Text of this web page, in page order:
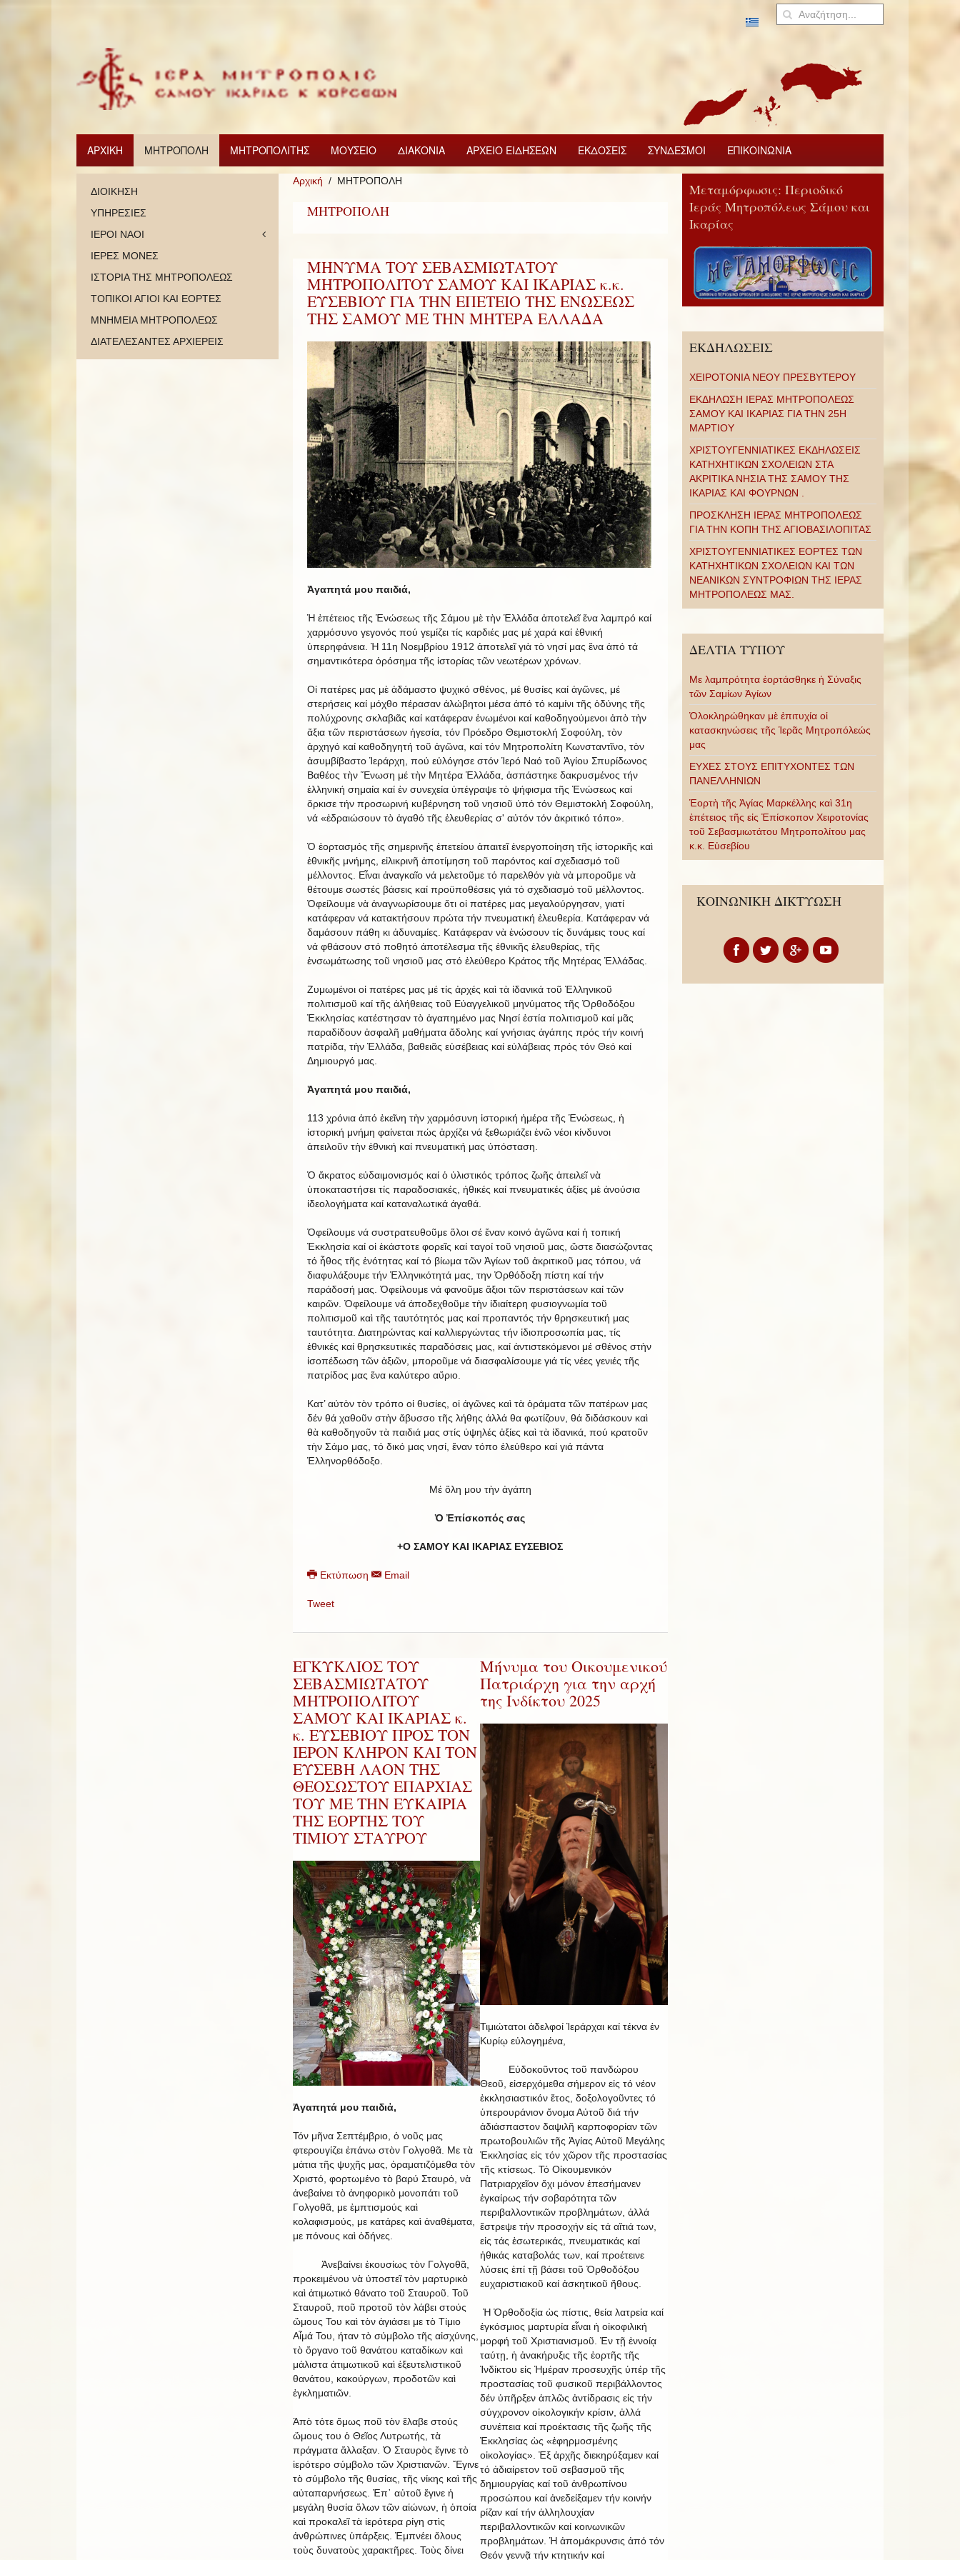
ΑΡΧΙΚΗ ΜΗΤΡΟΠΟΛΗ ΜΗΤΡΟΠΟΛΙΤΗΣ ΜΟΥΣΕΙΟ ΔΙΑΚΟΝΙΑ ΑΡΧΕΙΟ ΕΙΔΗΣΕΩΝ ΕΚΔΟΣΕΙΣ ΣΥΝΔΕΣΜΟΙ ΕΠΙΚΟΙΝΩΝΙΑ
Αρχική ΜΗΤΡΟΠΟΛΗ
ΜΗΤΡΟΠΟΛΗ
ΜΗΝΥΜΑ ΤΟΥ ΣΕΒΑΣΜΙΩΤΑΤΟΥ
ΜΗΤΡΟΠΟΛΙΤΟΥ ΣΑΜΟΥ ΚΑΙ ΙΚΑΡΙΑΣ κ.κ.
ΕΥΣΕΒΙΟΥ ΓΙΑ ΤΗΝ ΕΠΕΤΕΙΟ ΤΗΣ ΕΝΩΣΕΩΣ
ΤΗΣ ΣΑΜΟΥ ΜΕ ΤΗΝ ΜΗΤΕΡΑ ΕΛΛΑΔΑ
Ἀγαπητά μου παιδιά,
Ἡ ἐπέτειος τῆς Ἑνώσεως τῆς Σάμου μὲ τὴν Ἑλλάδα ἀποτελεῖ ἕνα λαμπρό καί
χαρμόσυνο γεγονός πού γεμίζει τίς καρδιές μας μέ χαρά καί ἐθνική
ὑπερηφάνεια. Ἡ 11η Νοεμβρίου 1912 ἀποτελεῖ γιὰ τὸ νησί μας ἕνα ἀπό τά
σημαντικότερα ὁρόσημα τῆς ἱστορίας τῶν νεωτέρων χρόνων.
Οἱ πατέρες μας μὲ ἀδάμαστο ψυχικό σθένος, μέ θυσίες καί ἀγῶνες, μέ
στερήσεις καί μόχθο πέρασαν ἀλώβητοι μέσα ἀπό τό καμίνι τῆς ὀδύνης τῆς
πολύχρονης σκλαβιᾶς καί κατάφεραν ἑνωμένοι καί καθοδηγούμενοι ἀπὸ τὴν
ἄξια τῶν περιστάσεων ἡγεσία, τόν Πρόεδρο Θεμιστοκλή Σοφούλη, τὸν
ἀρχηγό καί καθοδηγητή τοῦ ἀγῶνα, καί τόν Μητροπολίτη Κωνσταντῖνο, τὸν
ἀσυμβίβαστο Ἱεράρχη, πού εὐλόγησε στόν Ἱερό Ναό τοῦ Ἁγίου Σπυρίδωνος
Βαθέος τὴν Ἕνωση μέ τὴν Μητέρα Ἑλλάδα, ἀσπάστηκε δακρυσμένος τήν
ἑλληνική σημαία καί ἐν συνεχεία ὑπέγραψε τὸ ψήφισμα τῆς Ἑνώσεως καί
ὅρκισε τήν προσωρινή κυβέρνηση τοῦ νησιοῦ ὑπό τόν Θεμιστοκλή Σοφούλη,
νά «ἐδραιώσουν τὸ ἀγαθό τῆς ἐλευθερίας σ' αὐτόν τόν ἀκριτικό τόπο».
Ὁ ἑορτασμός τῆς σημερινῆς ἐπετείου ἀπαιτεῖ ἐνεργοποίηση τῆς ἱστορικῆς καὶ
ἐθνικῆς μνήμης, εἰλικρινῆ ἀποτίμηση τοῦ παρόντος καί σχεδιασμό τοῦ
μέλλοντος. Εἶναι ἀναγκαῖο νά μελετοῦμε τό παρελθόν γιὰ νὰ μποροῦμε νὰ
θέτουμε σωστές βάσεις καί προϋποθέσεις γιά τό σχεδιασμό τοῦ μέλλοντος.
Ὀφείλουμε νὰ ἀναγνωρίσουμε ὅτι οἱ πατέρες μας μεγαλούργησαν, γιατί
κατάφεραν νά κατακτήσουν πρώτα τήν πνευματική ἐλευθερία. Κατάφεραν νά
δαμάσουν πάθη κι ἀδυναμίες. Κατάφεραν νὰ ἑνώσουν τίς δυνάμεις τους καί
νά φθάσουν στό ποθητό ἀποτέλεσμα τῆς ἐθνικῆς ἐλευθερίας, τῆς
ἐνσωμάτωσης τοῦ νησιοῦ μας στό ἐλεύθερο Κράτος τῆς Μητέρας Ἑλλάδας.
Ζυμωμένοι οἱ πατέρες μας μέ τίς ἀρχές καὶ τὰ ἰδανικά τοῦ Ἑλληνικοῦ
πολιτισμοῦ καί τῆς ἀλήθειας τοῦ Εὐαγγελικοῦ μηνύματος τῆς Ὀρθοδόξου
Ἐκκλησίας κατέστησαν τὸ ἀγαπημένο μας Νησί ἑστία πολιτισμοῦ καί μᾶς
παραδίδουν ἀσφαλῆ μαθήματα ἄδολης καί γνήσιας ἀγάπης πρός τήν κοινή
πατρίδα, τὴν Ἑλλάδα, βαθειᾶς εὐσέβειας καί εὐλάβειας πρός τόν Θεό καί
Δημιουργό μας.
Ἀγαπητά μου παιδιά,
113 χρόνια ἀπό ἐκεῖνη τὴν χαρμόσυνη ἱστορική ἡμέρα τῆς Ἑνώσεως, ἡ
ἱστορική μνήμη φαίνεται πώς ἀρχίζει νά ξεθωριάζει ἐνῶ νέοι κίνδυνοι
ἀπειλοῦν τὴν ἐθνική καί πνευματική μας ὑπόσταση.
Ὁ ἄκρατος εὐδαιμονισμός καί ὁ ὑλιστικός τρόπος ζωῆς ἀπειλεῖ νὰ
ὑποκαταστήσει τίς παραδοσιακές, ἠθικές καί πνευματικές ἀξίες μὲ ἀνούσια
ἰδεολογήματα καί καταναλωτικά ἀγαθά.
Ὀφείλουμε νά συστρατευθοῦμε ὅλοι σέ ἕναν κοινό ἀγῶνα καί ἡ τοπική
Ἐκκλησία καί οἱ ἑκάστοτε φορεῖς καί ταγοί τοῦ νησιοῦ μας, ὥστε διασώζοντας
τό ἦθος τῆς ἑνότητας καί τό βίωμα τῶν Ἁγίων τοῦ ἀκριτικοῦ μας τόπου, νά
διαφυλάξουμε τήν Ἑλληνικότητά μας, την Ὀρθόδοξη πίστη καί τήν
παράδοσή μας. Ὀφείλουμε νά φανοῦμε ἄξιοι τῶν περιστάσεων καί τῶν
καιρῶν. Ὀφείλουμε νά ἀποδεχθοῦμε τὴν ἰδιαίτερη φυσιογνωμία τοῦ
πολιτισμοῦ καὶ τῆς ταυτότητός μας καί προπαντός τήν θρησκευτική μας
ταυτότητα. Διατηρώντας καί καλλιεργώντας τήν ἰδιοπροσωπία μας, τίς
ἐθνικές καί θρησκευτικές παραδόσεις μας, καί ἀντιστεκόμενοι μέ σθένος στὴν
ἰσοπέδωση τῶν ἀξιῶν, μποροῦμε νά διασφαλίσουμε γιά τίς νέες γενιές τῆς
πατρίδος μας ἕνα καλύτερο αὔριο.
Κατ’ αὐτὸν τὸν τρόπο οἱ θυσίες, οἱ ἀγῶνες καὶ τὰ ὁράματα τῶν πατέρων μας
δέν θά χαθοῦν στὴν ἄβυσσο τῆς λήθης ἀλλά θα φωτίζουν, θά διδάσκουν καὶ
θὰ καθοδηγοῦν τὰ παιδιά μας στίς ὑψηλές ἀξίες καὶ τὰ ἰδανικά, πού κρατοῦν
τὴν Σάμο μας, τό δικό μας νησί, ἕναν τόπο ἐλεύθερο καί γιά πάντα
Ἑλληνορθόδοξο.
Μέ ὅλη μου τὴν ἀγάπη
Ὁ Ἐπίσκοπός σας
+Ο ΣΑΜΟΥ ΚΑΙ ΙΚΑΡΙΑΣ ΕΥΣΕΒΙΟΣ
Εκτύπωση Email
Tweet
ΕΓΚΥΚΛΙΟΣ ΤΟΥ
ΣΕΒΑΣΜΙΩΤΑΤΟΥ
ΜΗΤΡΟΠΟΛΙΤΟΥ
ΣΑΜΟΥ ΚΑΙ ΙΚΑΡΙΑΣ κ.
κ. ΕΥΣΕΒΙΟΥ ΠΡΟΣ ΤΟΝ
ΙΕΡΟΝ ΚΛΗΡΟΝ ΚΑΙ ΤΟΝ
ΕΥΣΕΒΗ ΛΑΟΝ ΤΗΣ
ΘΕΟΣΩΣΤΟΥ ΕΠΑΡΧΙΑΣ
ΤΟΥ ΜΕ ΤΗΝ ΕΥΚΑΙΡΙΑ
ΤΗΣ ΕΟΡΤΗΣ ΤΟΥ
ΤΙΜΙΟΥ ΣΤΑΥΡΟΥ
Ἀγαπητά μου παιδιἀ,
Τόν μῆνα Σεπτέμβριο, ὁ νοῦς μας
φτερουγίζει ἐπάνω στὸν Γολγοθᾶ. Με τὰ
μάτια τῆς ψυχῆς μας, ὁραματιζόμεθα τὸν
Χριστό, φορτωμένο τὸ βαρύ Σταυρό, νὰ
ἀνεβαίνει τὸ ἀνηφορικὸ μονοπάτι τοῦ
Γολγοθᾶ, με ἐμπτισμούς καὶ
κολαφισμούς, με κατάρες καὶ ἀναθέματα,
με πόνους καὶ ὀδήνες.
Ἀνεβαίνει ἐκουσίως τὸν Γολγοθᾶ,
προκειμένου νὰ ὑποστεῖ τὸν μαρτυρικὸ
καὶ ἀτιμωτικό θάνατο τοῦ Σταυροῦ. Τοῦ
Σταυροῦ, ποῦ προτοῦ τὸν λάβει στούς
ὥμους Του καὶ τὸν ἁγιάσει με τὸ Τίμιο
Αἷμά Του, ήταν τὸ σύμβολο τῆς αἰσχύνης,
τὸ ὄργανο τοῦ θανάτου καταδίκων καὶ
μάλιστα ἀτιμωτικοῦ καὶ ἐξευτελιστικοῦ
θανάτου, κακούργων, προδοτῶν καὶ
ἐγκληματιῶν.
Ἀπὸ τότε ὅμως ποῦ τὸν ἔλαβε στούς
ὥμους του ὁ Θεῖος Λυτρωτής, τὰ
πράγματα ἄλλαξαν. Ὁ Σταυρὸς ἔγινε τὸ
ἱερότερο σύμβολο τῶν Χριστιανῶν. Ἔγινε
τὸ σύμβολο τῆς θυσίας, τῆς νίκης καὶ τῆς
αὐταπαρνήσεως. Ἐπ᾿ αὐτοῦ ἔγινε ἡ
μεγάλη θυσία ὅλων τῶν αἰώνων, ἡ ὁποία
καὶ προκαλεῖ τὰ ἱερότερα ρίγη στὶς
ἀνθρώπινες ὑπάρξεις. Ἐμπνέει ὅλους
τοὺς δυνατοὺς χαρακτῆρες. Τοὺς δίνει
Μήνυμα του Οικουμενικού
Πατριάρχη για την αρχή
της Ινδίκτου 2025
Τιμιώτατοι ἀδελφοί Ἱεράρχαι καί τέκνα ἐν
Κυρίῳ εὐλογημένα,
Εὐδοκοῦντος τοῦ πανδώρου
Θεοῦ, εἰσερχόμεθα σήμερον εἰς τό νέον
ἐκκλησιαστικόν ἔτος, δοξολογοῦντες τό
ὑπερουράνιον ὄνομα Αὐτοῦ διά τήν
ἀδιάσπαστον δαψιλῆ καρποφορίαν τῶν
πρωτοβουλιῶν τῆς Ἁγίας Αὐτοῦ Μεγάλης
Ἐκκλησίας εἰς τόν χῶρον τῆς προστασίας
τῆς κτίσεως. Τό Οἰκουμενικόν
Πατριαρχεῖον ὄχι μόνον ἐπεσήμανεν
ἐγκαίρως τήν σοβαρότητα τῶν
περιβαλλοντικῶν προβλημάτων, ἀλλά
ἔστρεψε τήν προσοχήν εἰς τά αἴτιά των,
εἰς τάς ἐσωτερικάς, πνευματικάς καί
ἠθικάς καταβολάς των, καί προέτεινε
λύσεις ἐπί τῇ βάσει τοῦ Ὀρθοδόξου
ευχαριστιακοῦ καί ἀσκητικοῦ ἤθους.
Ἡ Ὀρθοδοξία ὡς πίστις, θεία λατρεία καί
ἐγκόσμιος μαρτυρία εἶναι ἡ οἰκοφιλική
μορφή τοῦ Χριστιανισμοῦ. Ἐν τῇ ἐννοίᾳ
ταύτῃ, ἡ ἀνακήρυξις τῆς ἑορτῆς τῆς
Ἰνδίκτου εἰς Ἡμέραν προσευχῆς ὑπέρ τῆς
προστασίας τοῦ φυσικοῦ περιβάλλοντος
δέν ὑπῆρξεν ἁπλῶς ἀντίδρασις εἰς τήν
σύγχρονον οἰκολογικήν κρίσιν, ἀλλά
συνέπεια καί προέκτασις τῆς ζωῆς τῆς
Ἐκκλησίας ὡς «ἐφηρμοσμένης
οἰκολογίας». Ἐξ ἀρχῆς διεκηρύξαμεν καί
τό ἀδιαίρετον τοῦ σεβασμοῦ τῆς
δημιουργίας καί τοῦ ἀνθρωπίνου
προσώπου καί ἀνεδείξαμεν τήν κοινήν
ρίζαν καί τήν ἀλληλουχίαν
περιβαλλοντικῶν καί κοινωνικῶν
προβλημάτων. Ἡ ἀπομάκρυνσις ἀπό τόν
Θεόν γεννᾷ τήν κτητικήν καί
ΔΙΟΙΚΗΣΗ
ΥΠΗΡΕΣΙΕΣ
ΙΕΡΟΙ ΝΑΟΙ
ΙΕΡΕΣ ΜΟΝΕΣ
ΙΣΤΟΡΙΑ ΤΗΣ ΜΗΤΡΟΠΟΛΕΩΣ
ΤΟΠΙΚΟΙ ΑΓΙΟΙ ΚΑΙ ΕΟΡΤΕΣ
ΜΝΗΜΕΙΑ ΜΗΤΡΟΠΟΛΕΩΣ
ΔΙΑΤΕΛΕΣΑΝΤΕΣ ΑΡΧΙΕΡΕΙΣ
Μεταμόρφωσις: Περιοδικό
Ιεράς Μητροπόλεως Σάμου και
Ικαρίας
ΕΚΔΗΛΩΣΕΙΣ
ΧΕΙΡΟΤΟΝΙΑ ΝΕΟΥ ΠΡΕΣΒΥΤΕΡΟΥ
ΕΚΔΗΛΩΣΗ ΙΕΡΑΣ ΜΗΤΡΟΠΟΛΕΩΣ
ΣΑΜΟΥ ΚΑΙ ΙΚΑΡΙΑΣ ΓΙΑ ΤΗΝ 25Η
ΜΑΡΤΙΟΥ
ΧΡΙΣΤΟΥΓΕΝΝΙΑΤΙΚΕΣ ΕΚΔΗΛΩΣΕΙΣ
ΚΑΤΗΧΗΤΙΚΩΝ ΣΧΟΛΕΙΩΝ ΣΤΑ
ΑΚΡΙΤΙΚΑ ΝΗΣΙΑ ΤΗΣ ΣΑΜΟΥ ΤΗΣ
ΙΚΑΡΙΑΣ ΚΑΙ ΦΟΥΡΝΩΝ .
ΠΡΟΣΚΛΗΣΗ ΙΕΡΑΣ ΜΗΤΡΟΠΟΛΕΩΣ
ΓΙΑ ΤΗΝ ΚΟΠΗ ΤΗΣ ΑΓΙΟΒΑΣΙΛΟΠΙΤΑΣ
ΧΡΙΣΤΟΥΓΕΝΝΙΑΤΙΚΕΣ ΕΟΡΤΕΣ ΤΩΝ
ΚΑΤΗΧΗΤΙΚΩΝ ΣΧΟΛΕΙΩΝ ΚΑΙ ΤΩΝ
ΝΕΑΝΙΚΩΝ ΣΥΝΤΡΟΦΙΩΝ ΤΗΣ ΙΕΡΑΣ
ΜΗΤΡΟΠΟΛΕΩΣ ΜΑΣ.
ΔΕΛΤΙΑ ΤΥΠΟΥ
Με λαμπρότητα ἑορτάσθηκε ἡ Σύναξις
τῶν Σαμίων Ἁγίων
Ὁλοκληρώθηκαν μὲ ἐπιτυχία οἱ
κατασκηνώσεις τῆς Ἱερᾶς Μητροπόλεώς
μας
ΕΥΧΕΣ ΣΤΟΥΣ ΕΠΙΤΥΧΟΝΤΕΣ ΤΩΝ
ΠΑΝΕΛΛΗΝΙΩΝ
Ἑορτὴ τῆς Ἁγίας Μαρκέλλης καὶ 31η
ἐπέτειος τῆς εἰς Ἐπίσκοπον Χειροτονίας
τοῦ Σεβασμιωτάτου Μητροπολίτου μας
κ.κ. Εὐσεβίου
ΚΟΙΝΩΝΙΚΗ ΔΙΚΤΥΩΣΗ